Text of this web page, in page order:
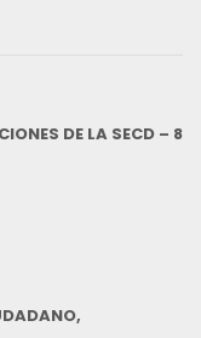
DE LA SECD – 8